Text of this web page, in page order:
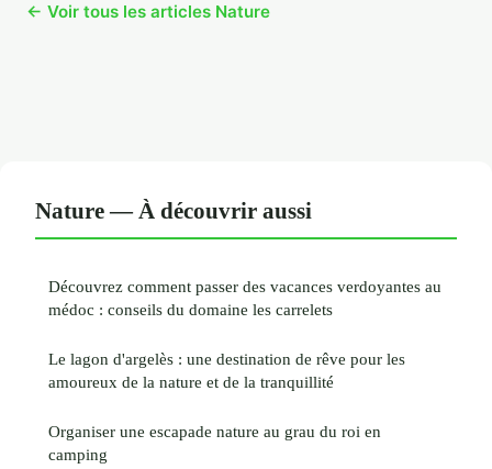
← Voir tous les articles Nature
Nature — À découvrir aussi
Découvrez comment passer des vacances verdoyantes au
médoc : conseils du domaine les carrelets
Le lagon d'argelès : une destination de rêve pour les
amoureux de la nature et de la tranquillité
Organiser une escapade nature au grau du roi en
camping